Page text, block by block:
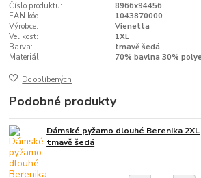
Číslo produktu:
8966x94456
EAN kód:
1043870000
Výrobce:
Vienetta
Velikost:
1XL
Barva:
tmavě šedá
Materiál:
70% bavlna 30%
Do oblíbených
Podobné produkty
Dámské pyžamo dlouhé Berenika 2XL
tmavě šedá